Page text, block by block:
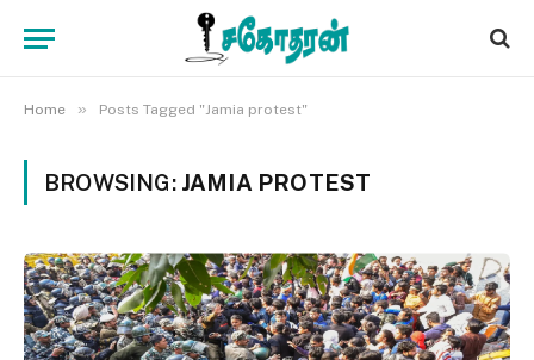
Home » Posts Tagged "Jamia protest"
BROWSING: JAMIA PROTEST